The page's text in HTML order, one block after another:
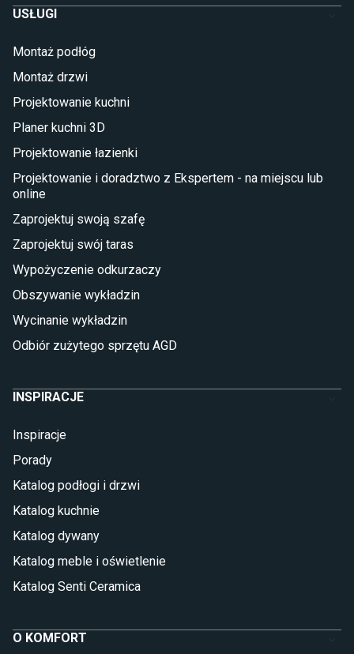
Łóżka dla dziecka (młodzieżowe)
Taras i balkon
Sztuczna trawa miękka
Koce i pledy
Płytki na balkon
Lampy stojące LED
Płytki
Płytki Cersanit
Płytki wielkoformatowe
Glazura
Płytki marmurowe
USŁUGI
Montaż podłóg
Montaż drzwi
Projektowanie kuchni
Planer kuchni 3D
Projektowanie łazienki
Projektowanie i doradztwo z Ekspertem - na miejscu lub
online
Zaprojektuj swoją szafę
Zaprojektuj swój taras
Wypożyczenie odkurzaczy
Obszywanie wykładzin
Wycinanie wykładzin
Odbiór zużytego sprzętu AGD
INSPIRACJE
Inspiracje
Porady
Katalog podłogi i drzwi
Katalog kuchnie
Katalog dywany
Katalog meble i oświetlenie
Katalog Senti Ceramica
O KOMFORT